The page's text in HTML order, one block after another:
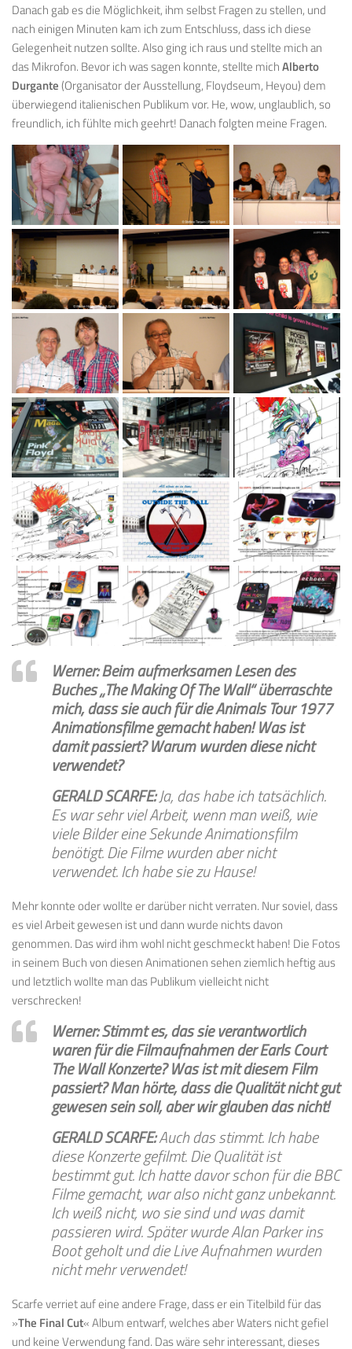
Danach gab es die Möglichkeit, ihm selbst Fragen zu stellen, und
nach einigen Minuten kam ich zum Entschluss, dass ich diese
Gelegenheit nutzen sollte. Also ging ich raus und stellte mich an
das Mikrofon. Bevor ich was sagen konnte, stellte michAlberto
Durgante(Organisator der Ausstellung, Floydseum, Heyou) dem
überwiegend italienischen Publikum vor. He, wow, unglaublich, so
freundlich, ich fühlte mich geehrt! Danach folgten meine Fragen.
Werner: Beim aufmerksamen Lesen des
Buches „The Making Of The Wall“ überraschte
mich, dass sie auch für die Animals Tour 1977
Animationsfilme gemacht haben! Was ist
damit passiert? Warum wurden diese nicht
verwendet?
GERALD SCARFE:Ja, das habe ich tatsächlich.
Es war sehr viel Arbeit, wenn man weiß, wie
viele Bilder eine Sekunde Animationsfilm
benötigt. Die Filme wurden aber nicht
verwendet. Ich habe sie zu Hause!
Mehr konnte oder wollte er darüber nicht verraten. Nur soviel, dass
es viel Arbeit gewesen ist und dann wurde nichts davon
genommen. Das wird ihm wohl nicht geschmeckt haben! Die Fotos
in seinem Buch von diesen Animationen sehen ziemlich heftig aus
und letztlich wollte man das Publikum vielleicht nicht
verschrecken!
Werner: Stimmt es, das sie verantwortlich
waren für die Filmaufnahmen der Earls Court
The Wall Konzerte? Was ist mit diesem Film
passiert? Man hörte, dass die Qualität nicht gut
gewesen sein soll, aber wir glauben das nicht!
GERALD SCARFE:Auch das stimmt. Ich habe
diese Konzerte gefilmt. Die Qualität ist
bestimmt gut. Ich hatte davor schon für die BBC
Filme gemacht, war also nicht ganz unbekannt.
Ich weiß nicht, wo sie sind und was damit
passieren wird. Später wurde Alan Parker ins
Boot geholt und die Live Aufnahmen wurden
nicht mehr verwendet!
Scarfe verriet auf eine andere Frage, dass er ein Titelbild für das
»The Final Cut« Album entwarf, welches aber Waters nicht gefiel
und keine Verwendung fand. Das wäre sehr interessant, dieses